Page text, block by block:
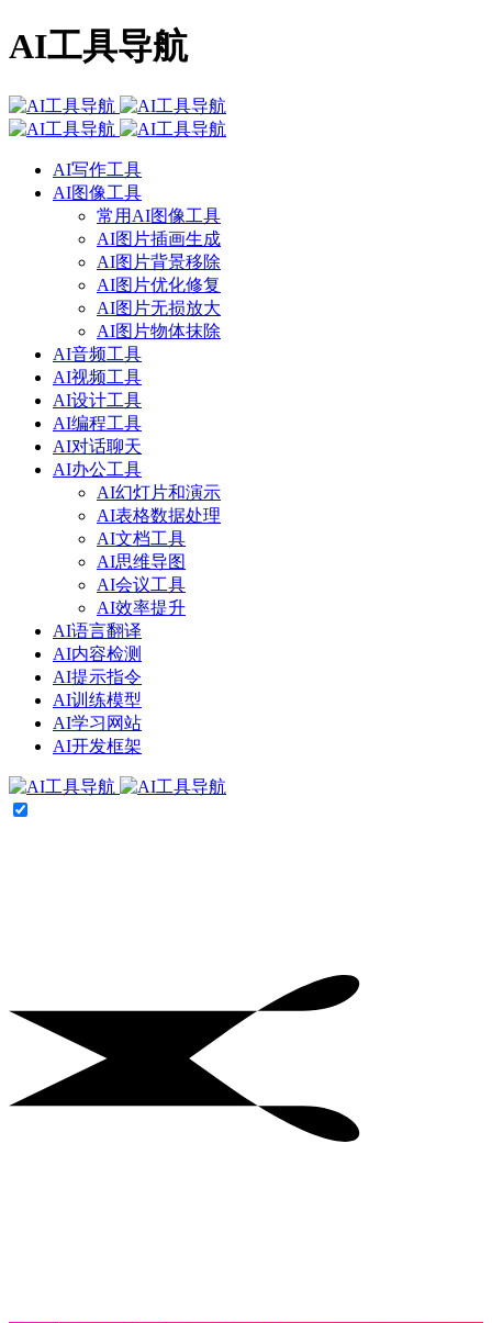
AI工具导航
AI写作工具
AI图像工具
常用AI图像工具
AI图片插画生成
AI图片背景移除
AI图片优化修复
AI图片无损放大
AI图片物体抹除
AI音频工具
AI视频工具
AI设计工具
AI编程工具
AI对话聊天
AI办公工具
AI幻灯片和演示
AI表格数据处理
AI文档工具
AI思维导图
AI会议工具
AI效率提升
AI语言翻译
AI内容检测
AI提示指令
AI训练模型
AI学习网站
AI开发框架